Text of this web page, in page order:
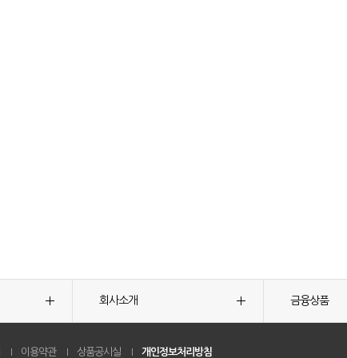
회사소개 금융상품
이용약관 상품공시실 개인정보처리방침